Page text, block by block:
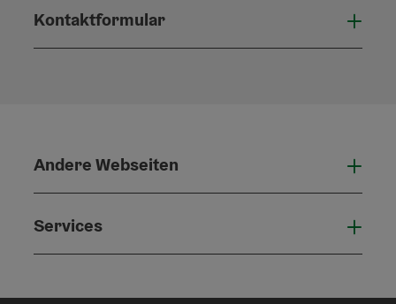
Kontaktformular
Andere Webseiten
Services